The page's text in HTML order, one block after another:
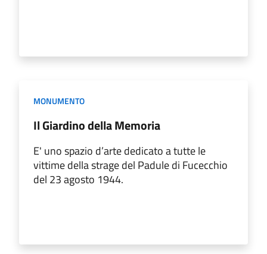
MONUMENTO
Il Giardino della Memoria
E' uno spazio d’arte dedicato a tutte le
vittime della strage del Padule di Fucecchio
del 23 agosto 1944.